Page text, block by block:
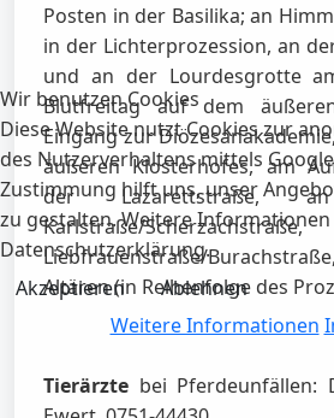
Posten in der Basilika; an
in der Lichterprozession, an
und an der Lourdesgrotte
Blutfreitag auf dem
Eingang zur
äußeren Klosterhofes, am
der Lazarettstraße,
Karlstraße/
Liebfrauenstraße/
Altären (in Reihenfolge des
Tierärzte bei Pferdeunfällen:
Wir benutzen Cookies
Diese Website nutzt Cookies zur
des Nutzerverhaltens mittels
Zustimmung hilft uns, unser
zu gestalten. Weitere
Datenschutzerklärung.
Akzeptieren
Ablehnen
Weitere Informationen